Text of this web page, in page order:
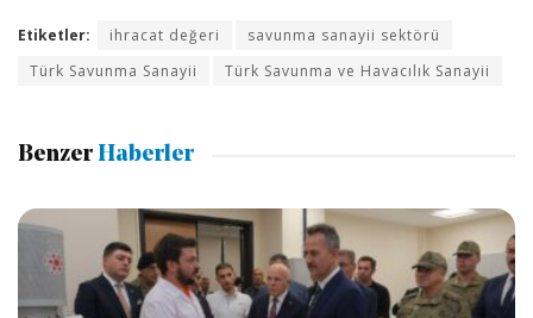
Etiketler: ihracat değeri
savunma sanayii sektörü
Türk Savunma Sanayii
Türk Savunma ve Havacılık Sanayii
Benzer Haberler